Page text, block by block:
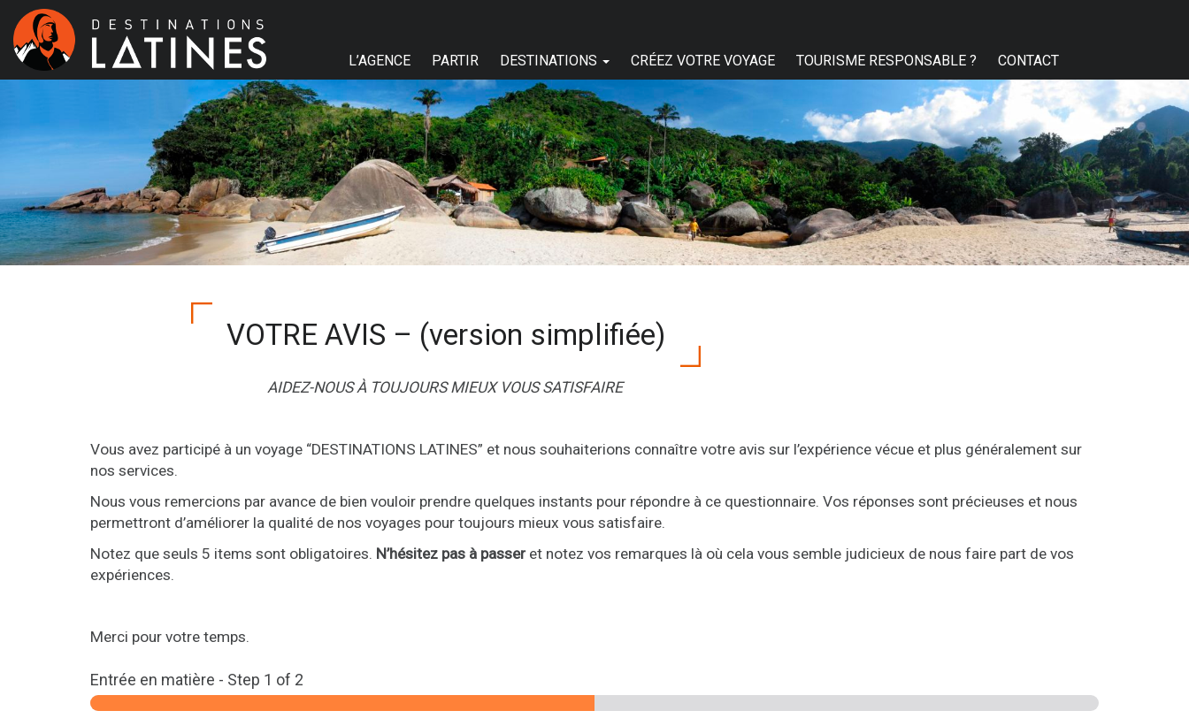
L’AGENCE PARTIR DESTINATIONS CRÉEZ VOTRE VOYAGE TOURISME RESPONSABLE ? CONTACT
VOTRE AVIS – (version simplifiée)
AIDEZ-NOUS À TOUJOURS MIEUX VOUS SATISFAIRE
Vous avez participé à un voyage “DESTINATIONS LATINES” et nous souhaiterions connaître votre avis sur l’expérience vécue et plus généralement sur
nos services.
Nous vous remercions par avance de bien vouloir prendre quelques instants pour répondre à ce questionnaire. Vos réponses sont précieuses et nous
permettront d’améliorer la qualité de nos voyages pour toujours mieux vous satisfaire.
Notez que seuls 5 items sont obligatoires. N’hésitez pas à passeret notez vos remarques là où cela vous semble judicieux de nous faire part de vos
expériences.
Merci pour votre temps.
Entrée en matière - Step 1 of 2